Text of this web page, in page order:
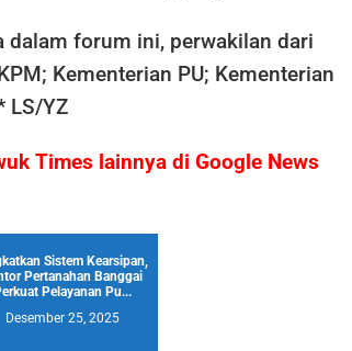
dalam forum ini, perwakilan dari
Kementerian PU; Kementerian
LS/YZ
Times lainnya di Google News
Sistem Kearsipan,
Pertanahan Banggai
Pelayanan Pu...
Desember 25, 2025